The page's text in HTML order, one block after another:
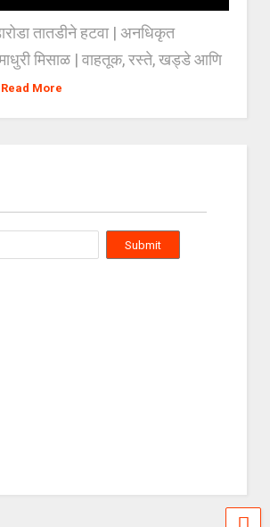
तातडीने हटवा | अनधिकृत
मिसाळ | वाहतूक, रस्ते, खड्डे आणि
Read More